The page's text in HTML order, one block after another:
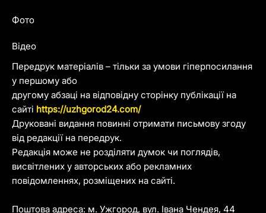
Передрук матеріалів – тільки за умови гіперпосилання
у першому або
другому абзаці на відповідну сторінку публікації на
сайті https://uzhgorod24.com/
Друковані видання повинні отримати письмову згоду
від редакції на передрук.
Редакція може не розділяти думок чи поглядів,
висвітлених у авторських або рекламних
повідомленнях, розміщених на сайті.
Поштова адреса: м. Ужгород, вул. Івана Чендея, 44
Фото
Відео